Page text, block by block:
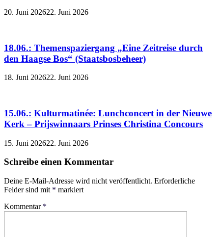
20. Juni 202622. Juni 2026
18.06.: Themenspaziergang „Eine Zeitreise durch
den Haagse Bos“ (Staatsbosbeheer)
18. Juni 202622. Juni 2026
15.06.: Kulturmatinée: Lunchconcert in der Nieuwe
Kerk – Prijswinnaars Prinses Christina Concours
15. Juni 202622. Juni 2026
Schreibe einen Kommentar
Deine E-Mail-Adresse wird nicht veröffentlicht. Erforderliche
Felder sind mit * markiert
Kommentar *